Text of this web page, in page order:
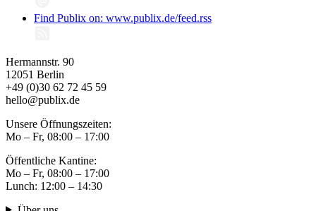
Find Publix on: www.publix.de/feed.rss
Hermannstr. 90
12051 Berlin
+49 (0)30 62 72 45 59
hello@publix.de
Unsere Öffnungszeiten:
Mo – Fr, 08:00 – 17:00
Öffentliche Kantine:
Mo – Fr, 08:00 – 17:00
Lunch: 12:00 – 14:30